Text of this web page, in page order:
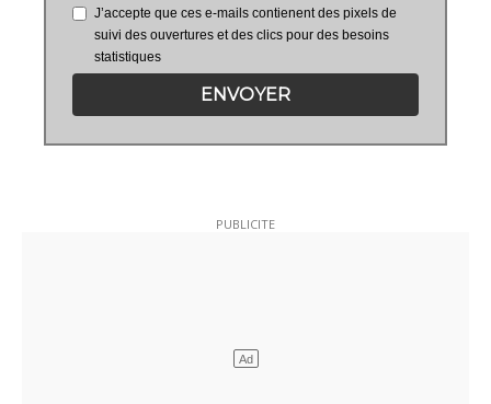
J’accepte que ces e-mails contienent des pixels de
suivi des ouvertures et des clics pour des besoins
statistiques
ENVOYER